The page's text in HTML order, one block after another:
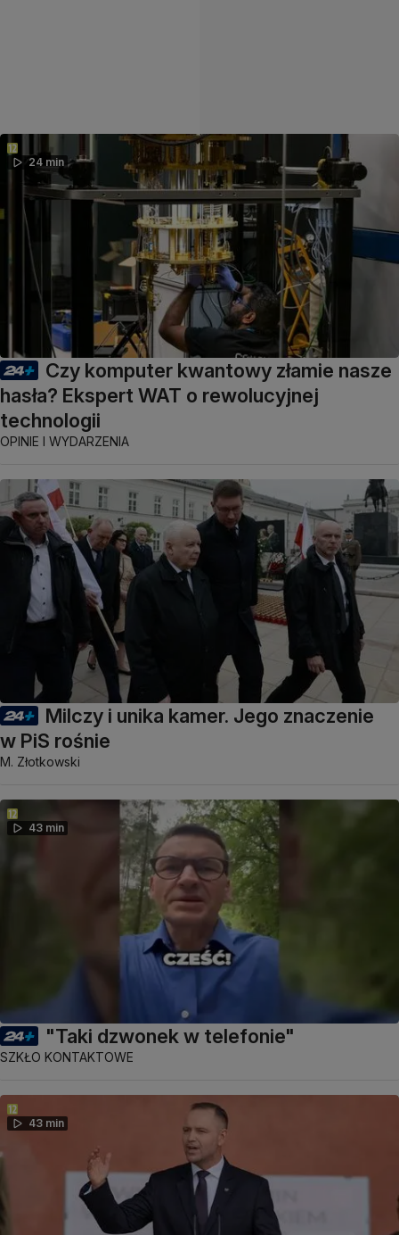
24 min
Czy komputer kwantowy złamie nasze
hasła? Ekspert WAT o rewolucyjnej
technologii
OPINIE I WYDARZENIA
Milczy i unika kamer. Jego znaczenie
w PiS rośnie
M. Złotkowski
43 min
"Taki dzwonek w telefonie"
SZKŁO KONTAKTOWE
43 min